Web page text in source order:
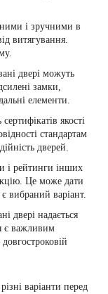
і зручними в
витягування.
двері можуть
замки,
елементи.
якості
стандартам
дверей.
і рейтинги інших
Це може дати
вибраний варіант.
двері надається
є важливим
варіанти перед